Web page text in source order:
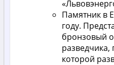
Памятник в
году.
бронзовый
разведчика,
которой